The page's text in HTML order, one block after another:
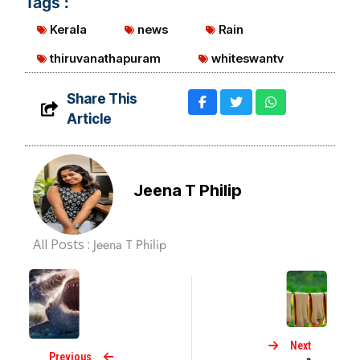
Kerala news
Rain
thiruvanathapuram
whiteswantv
Share This
Article
Jeena T Philip
All Posts : Jeena T Philip
Previous
Next